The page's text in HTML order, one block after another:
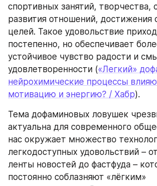
спортивных занятий, творчества,
развития отношений, достижения
целей. Такое удовольствие
постепенно, но обеспечивает
устойчивое чувство радости и
удовлетворенности («Легкий»
нейрохимические процессы
мотивацию и энергию? / Хабр).
Тема дофаминовых ловушек
актуальна для современного
нас окружает множество
легкодоступных удовольствий –
ленты новостей до фастфуда –
постоянно соблазняют «лёгким»